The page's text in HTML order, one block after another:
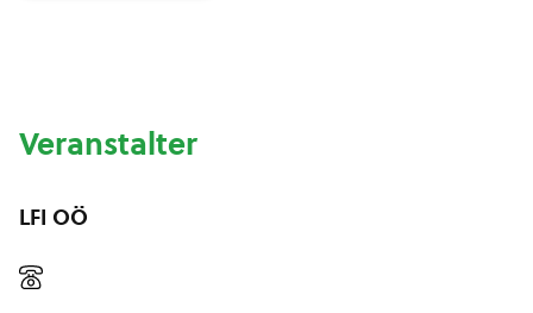
Veranstalter
LFI OÖ